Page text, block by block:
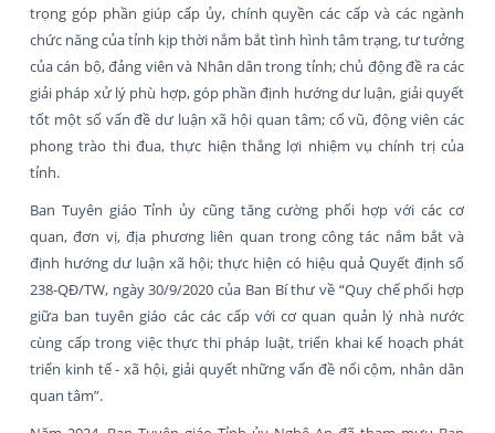
trọng góp phần giúp cấp ủy, chính quyền các cấp và các ngành
chức năng của tỉnh kịp thời nắm bắt tình hình tâm trạng, tư tưởng
của cán bộ, đảng viên và Nhân dân trong tỉnh; chủ động đề ra các
giải pháp xử lý phù hợp, góp phần định hướng dư luận, giải quyết
tốt một số vấn đề dư luận xã hội quan tâm; cổ vũ, động viên các
phong trào thi đua, thực hiện thắng lợi nhiệm vụ chính trị của
tỉnh.
Ban Tuyên giáo Tỉnh ủy cũng tăng cường phối hợp với các cơ
quan, đơn vị, địa phương liên quan trong công tác nắm bắt và
định hướng dư luận xã hội; thực hiện có hiệu quả Quyết định số
238-QĐ/TW, ngày 30/9/2020 của Ban Bí thư về “Quy chế phối hợp
giữa ban tuyên giáo các các cấp với cơ quan quản lý nhà nước
cùng cấp trong việc thực thi pháp luật, triển khai kế hoạch phát
triển kinh tế - xã hội, giải quyết những vấn đề nổi cộm, nhân dân
quan tâm”.